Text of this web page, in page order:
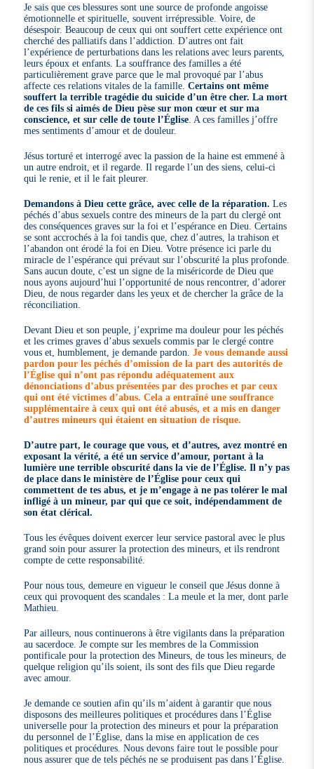
Je sais que ces blessures sont une source de profonde angoisse
émotionnelle et spirituelle, souvent irrépressible. Voire, de
désespoir. Beaucoup de ceux qui ont souffert cette expérience ont
cherché des palliatifs dans l’addiction. D’autres ont fait
l’expérience de perturbations dans les relations avec leurs parents,
leurs époux et enfants. La souffrance des familles a été
particulièrement grave parce que le mal provoqué par l’abus
affecte ces relations vitales de la famille.Certains ont même
souffert la terrible tragédie du suicide d’un être cher. La mort
de ces fils si aimés de Dieu pèse sur mon cœur et sur ma
conscience, et sur celle de toute l’Église . A ces familles j’offre
mes sentiments d’amour et de douleur.
Jésus torturé et interrogé avec la passion de la haine est emmené à
un autre endroit, et il regarde. Il regarde l’un des siens, celui-ci
qui le renie, et il le fait pleurer.
Demandons à Dieu cette grâce, avec celle de la réparation. Les
péchés d’abus sexuels contre des mineurs de la part du clergé ont
des conséquences graves sur la foi et l’espérance en Dieu. Certains
se sont accrochés à la foi tandis que, chez d’autres, la trahison et
l’abandon ont érodé la foi en Dieu. Votre présence ici parle du
miracle de l’espérance qui prévaut sur l’obscurité la plus profonde.
Sans aucun doute, c’est un signe de la miséricorde de Dieu que
nous ayons aujourd’hui l’opportunité de nous rencontrer, d’adorer
Dieu, de nous regarder dans les yeux et de chercher la grâce de la
réconciliation.
Devant Dieu et son peuple, j’exprime ma douleur pour les péchés
et les crimes graves d’abus sexuels commis par le clergé contre
vous et, humblement, je demande pardon.Je vous demande aussi
pardon pour les péchés d’omission de la part des autorités de
l’Église qui n’ont pas répondu adéquatement aux
dénonciations d’abus présentées par des proches et par ceux
qui ont été victimes d’abus. Cela a entraîné une souffrance
supplémentaire à ceux qui ont été abusés, et a mis en danger
d’autres mineurs qui étaient en situation de risque.
D’autre part, le courage que vous, et d’autres, avez montré en
exposant la vérité, a été un service d’amour, portant à la
lumière une terrible obscurité dans la vie de l’Église. Il n’y pas
de place dans le ministère de l’Église pour ceux qui
commettent de tes abus, et je m’engage à ne pas tolérer le mal
infligé à un mineur, par qui que ce soit, indépendamment de
son état clérical.
Tous les évêques doivent exercer leur service pastoral avec le plus
grand soin pour assurer la protection des mineurs, et ils rendront
compte de cette responsabilité.
Pour nous tous, demeure en vigueur le conseil que Jésus donne à
ceux qui provoquent des scandales : La meule et la mer, dont parle
Mathieu.
Par ailleurs, nous continuerons à être vigilants dans la préparation
au sacerdoce. Je compte sur les membres de la Commission
pontificale pour la protection des Mineurs, de tous les mineurs, de
quelque religion qu’ils soient, ils sont des fils que Dieu regarde
avec amour.
Je demande ce soutien afin qu’ils m’aident à garantir que nous
disposons des meilleures politiques et procédures dans l’Église
universelle pour la protection des mineurs et pour la préparation
du personnel de l’Église, dans la mise en application de ces
politiques et procédures. Nous devons faire tout le possible pour
nous assurer que de tels péchés ne se produisent pas dans l’Église.